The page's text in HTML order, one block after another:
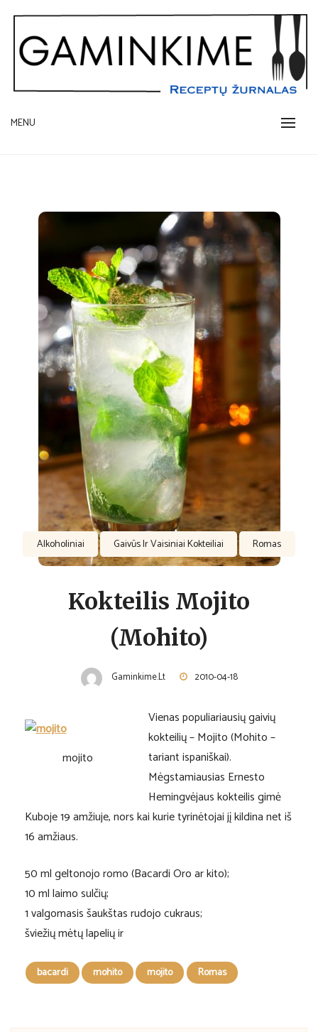
content
GAMINKIME.LT
receptų žurnalas
MENU
Alkoholiniai Gaivūs Ir Vaisiniai Kokteiliai Romas
Kokteilis Mojito
(Mohito)
Gaminkime.lt 2010-04-18
mojito
Vienas populiariausių gaivių
kokteilių – Mojito (Mohito –
tariant ispaniškai).
Mėgstamiausias Ernesto
Hemingvėjaus kokteilis gimė
Kuboje 19 amžiuje, nors kai kurie tyrinėtojai jį kildina net iš
16 amžiaus.
50 ml geltonojo romo (Bacardi Oro ar kito);
10 ml laimo sulčių;
1 valgomasis šaukštas rudojo cukraus;
šviežių mėtų lapelių ir
bacardi mohito mojito Romas